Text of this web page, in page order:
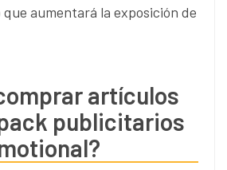
que aumentará la exposición de
artículos
publicitarios